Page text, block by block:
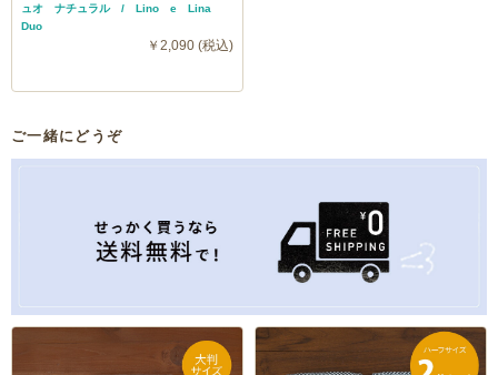
ュオ ナチュラル / Lino e Lina
Duo
￥2,090 (税込)
ご一緒にどうぞ